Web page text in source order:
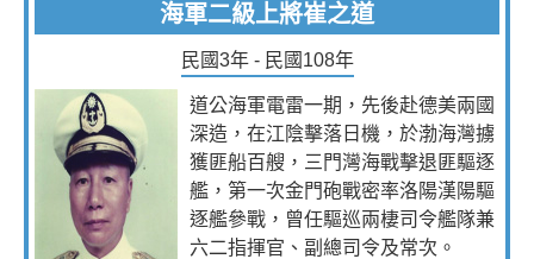
海軍二級上將崔之道
民國3年 - 民國108年
道公海軍電雷一期，先後赴德美兩國
深造，在江陰擊落日機，於渤海灣擄
獲匪船百艘，三門灣海戰擊退匪驅逐
艦，第一次金門砲戰密率洛陽漢陽驅
逐艦參戰，曾任驅巡兩棲司令艦隊兼
六二指揮官、副總司令及常次。